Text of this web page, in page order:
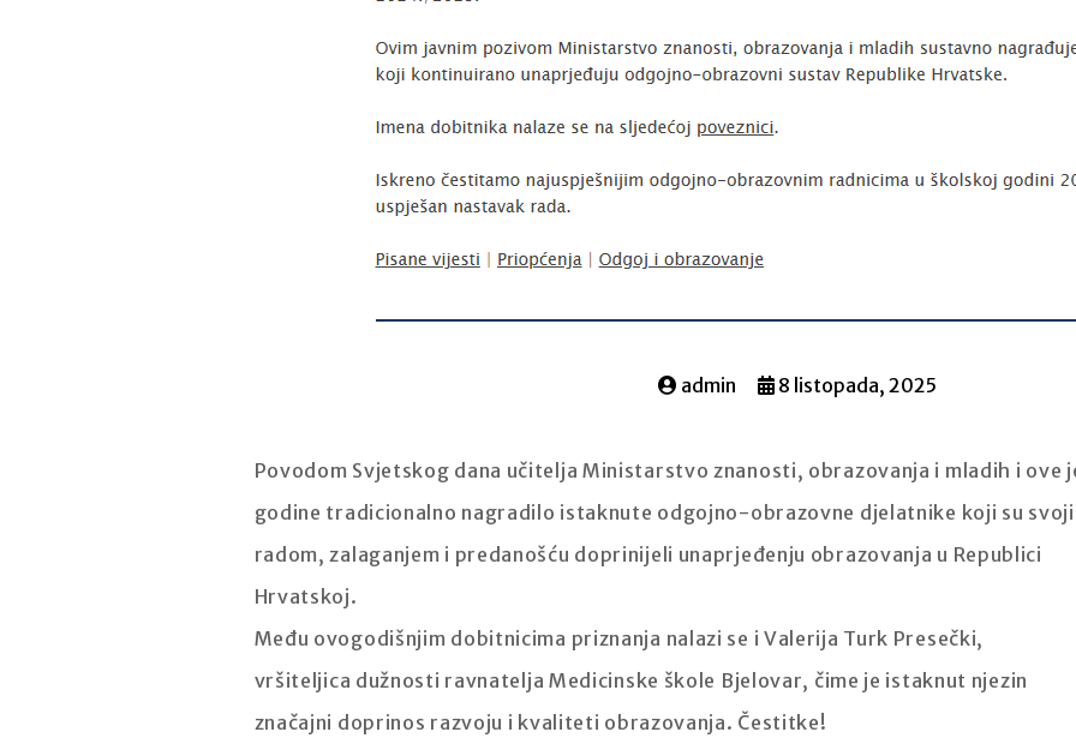
admin 8 listopada, 2025
Povodom Svjetskog dana učitelja Ministarstvo znanosti, obrazovanja i mladih i ove
godine tradicionalno nagradilo istaknute odgojno-obrazovne djelatnike koji su
radom, zalaganjem i predanošću doprinijeli unaprjeđenju obrazovanja u Republici
Hrvatskoj.
Među ovogodišnjim dobitnicima priznanja nalazi se i Valerija Turk Presečki,
vršiteljica dužnosti ravnatelja Medicinske škole Bjelovar, čime je istaknut njezin
značajni doprinos razvoju i kvaliteti obrazovanja. Čestitke!